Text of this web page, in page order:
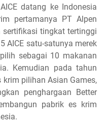
datang ke Indonesia
pertamanya PT Alpen
sertifikasi tingkat tertinggi
AICE satu-satunya merek
sebagai 10 makanan
Kemudian pada tahun
krim pilihan Asian Games,
penghargaan Better
pabrik es krim